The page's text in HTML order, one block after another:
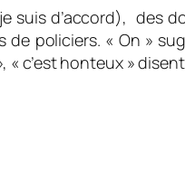
suis d’accord), des
policiers. « On »
c’est honteux »